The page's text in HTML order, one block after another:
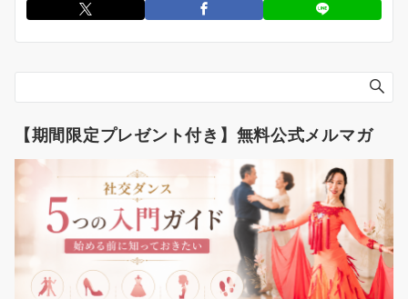
【期間限定プレゼント付き】無料公式メルマガ